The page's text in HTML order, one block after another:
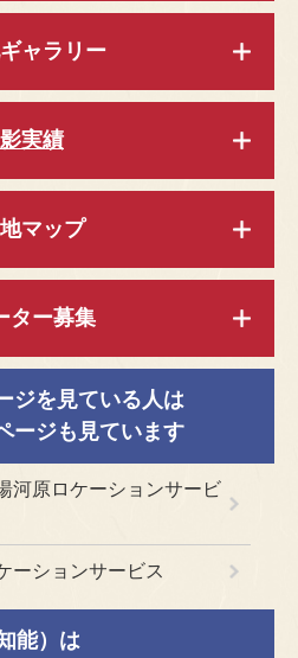
ャラリー
実績
マップ
ター募集
ジを見ている人は
ージも見ています
河原ロケーションサービ
ーションサービス
能）は